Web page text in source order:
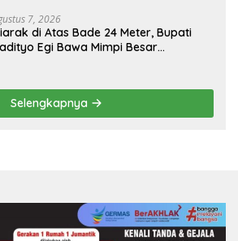
7, 2026
di Atas Bade 24 Meter, Bupati
Egi Bawa Mimpi Besar
Selengkapnya